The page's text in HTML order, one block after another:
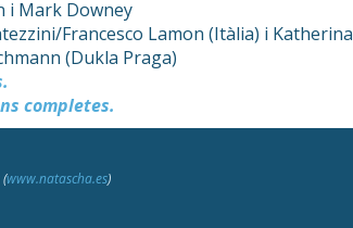
i Mark Downey
Francesco Lamon (Itàlia) i Katherina
(Dukla Praga)
completes.
www.natascha.es)